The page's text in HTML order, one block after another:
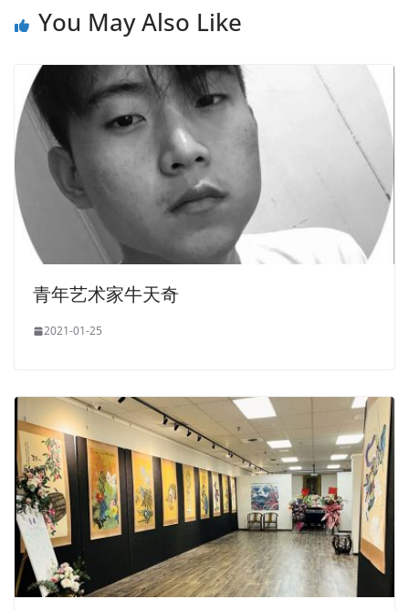
You May Also Like
青年艺术家牛天奇
2021-01-25